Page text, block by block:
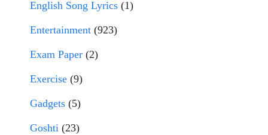
English Song Lyrics (1)
Entertainment (923)
Exam Paper (2)
Exercise (9)
Gadgets (5)
Goshti (23)